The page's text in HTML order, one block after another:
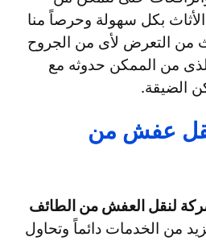
بكل سهولة وحرصاً منا
من التعرض لأى من الجروح
من الممكن حدوثه مع
الضيقة.
عفش من
لنقل العفش من الطائف
من الخدمات دائماً وتحاول